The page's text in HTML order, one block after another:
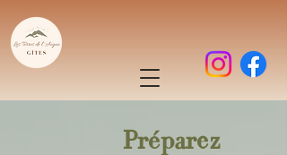
Préparez